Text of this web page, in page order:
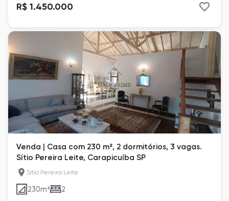
R$ 1.450.000
Venda | Casa com 230 m², 2 dormitórios, 3 vagas.
Sítio Pereira Leite, Carapicuíba SP
Sítio Pereira Leite
230m² 2